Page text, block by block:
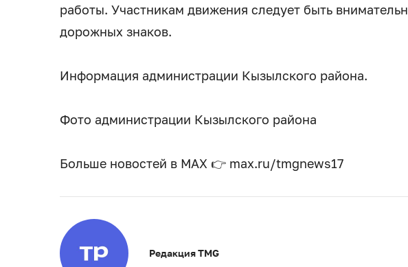
работы. Участникам движения следует быть
дорожных знаков.
Информация администрации Кызылского района.
Фото администрации Кызылского района
Больше новостей в МАХ 👉 max.ru/tmgnews17
Редакция TMG